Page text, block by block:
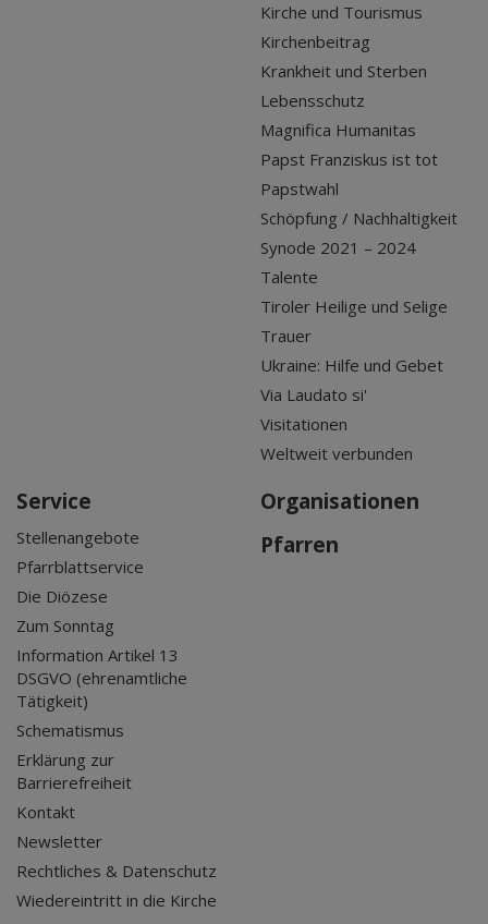
Kirche und Tourismus
Kirchenbeitrag
Krankheit und Sterben
Lebensschutz
Magnifica Humanitas
Papst Franziskus ist tot
Papstwahl
Schöpfung / Nachhaltigkeit
Synode 2021 – 2024
Talente
Tiroler Heilige und Selige
Trauer
Ukraine: Hilfe und Gebet
Via Laudato si'
Visitationen
Weltweit verbunden
Service
Stellenangebote
Pfarrblattservice
Die Diözese
Zum Sonntag
Information Artikel 13
DSGVO (ehrenamtliche
Tätigkeit)
Schematismus
Erklärung zur
Barrierefreiheit
Kontakt
Newsletter
Rechtliches & Datenschutz
Wiedereintritt in die Kirche
Organisationen
Pfarren